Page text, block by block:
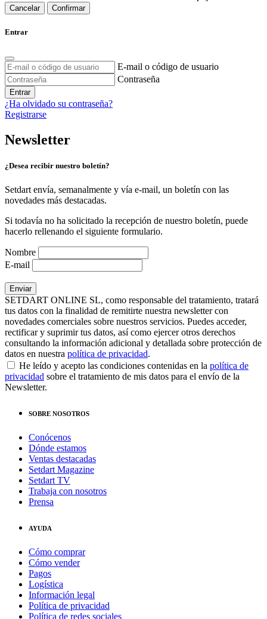
Cancelar Confirmar
Entrar
E-mail o código de usuario
Contraseña
Entrar
¿Ha olvidado su contraseña?
Registrarse
Newsletter
¿Desea recibir nuestro boletín?
Setdart envía, semanalmente y vía e-mail, un boletín con las
novedades más destacadas.
Si todavía no ha solicitado la recepción de nuestro boletín, puede
hacerlo rellenando el siguiente formulario.
Nombre
E-mail
SETDART ONLINE SL, como responsable del tratamiento, tratará
tus datos con la finalidad de remitirte nuestra newsletter con
novedades comerciales sobre nuestros servicios. Puedes acceder,
rectificar y suprimir tus datos, así como ejercer otros derechos
consultando la información adicional y detallada sobre protección de
datos en nuestra política de privacidad.
He leído y acepto las condiciones contenidas en la política de
privacidad sobre el tratamiento de mis datos para el envío de la
Newsletter.
SOBRE NOSOTROS
Conócenos
Dónde estamos
Ventas destacadas
Setdart Magazine
Setdart TV
Trabaja con nosotros
Prensa
AYUDA
Cómo comprar
Cómo vender
Pagos
Logística
Información legal
Política de privacidad
Política de redes sociales